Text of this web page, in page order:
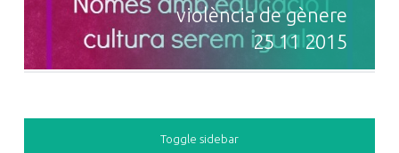
violència de gènere
25 11 2015
SIDEBAR
Toggle sidebar